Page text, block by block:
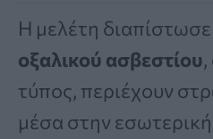
Η μελέτη διαπίστωσε
οξαλικού ασβεστίου
τύπος, περιέχουν
μέσα στην